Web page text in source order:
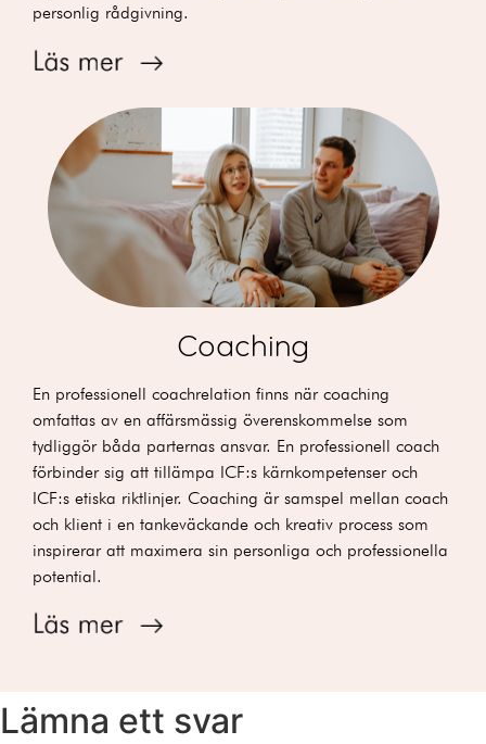
personlig rådgivning.
Coaching
En professionell coachrelation finns när coaching
omfattas av en affärsmässig överenskommelse som
tydliggör båda parternas ansvar. En professionell coach
förbinder sig att tillämpa ICF:s kärnkompetenser och
ICF:s etiska riktlinjer. Coaching är samspel mellan coach
och klient i en tankeväckande och kreativ process som
inspirerar att maximera sin personliga och professionella
potential.
Lämna ett svar